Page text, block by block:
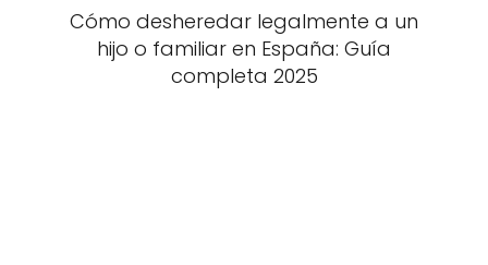
Cómo desheredar legalmente a un
hijo o familiar en España: Guía
completa 2025